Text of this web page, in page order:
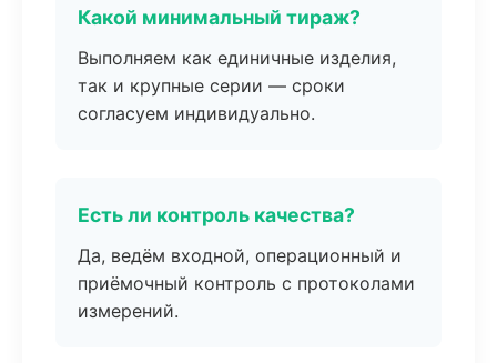
Какой минимальный тираж?
Выполняем как единичные изделия,
так и крупные серии — сроки
согласуем индивидуально.
Есть ли контроль качества?
Да, ведём входной, операционный и
приёмочный контроль с протоколами
измерений.